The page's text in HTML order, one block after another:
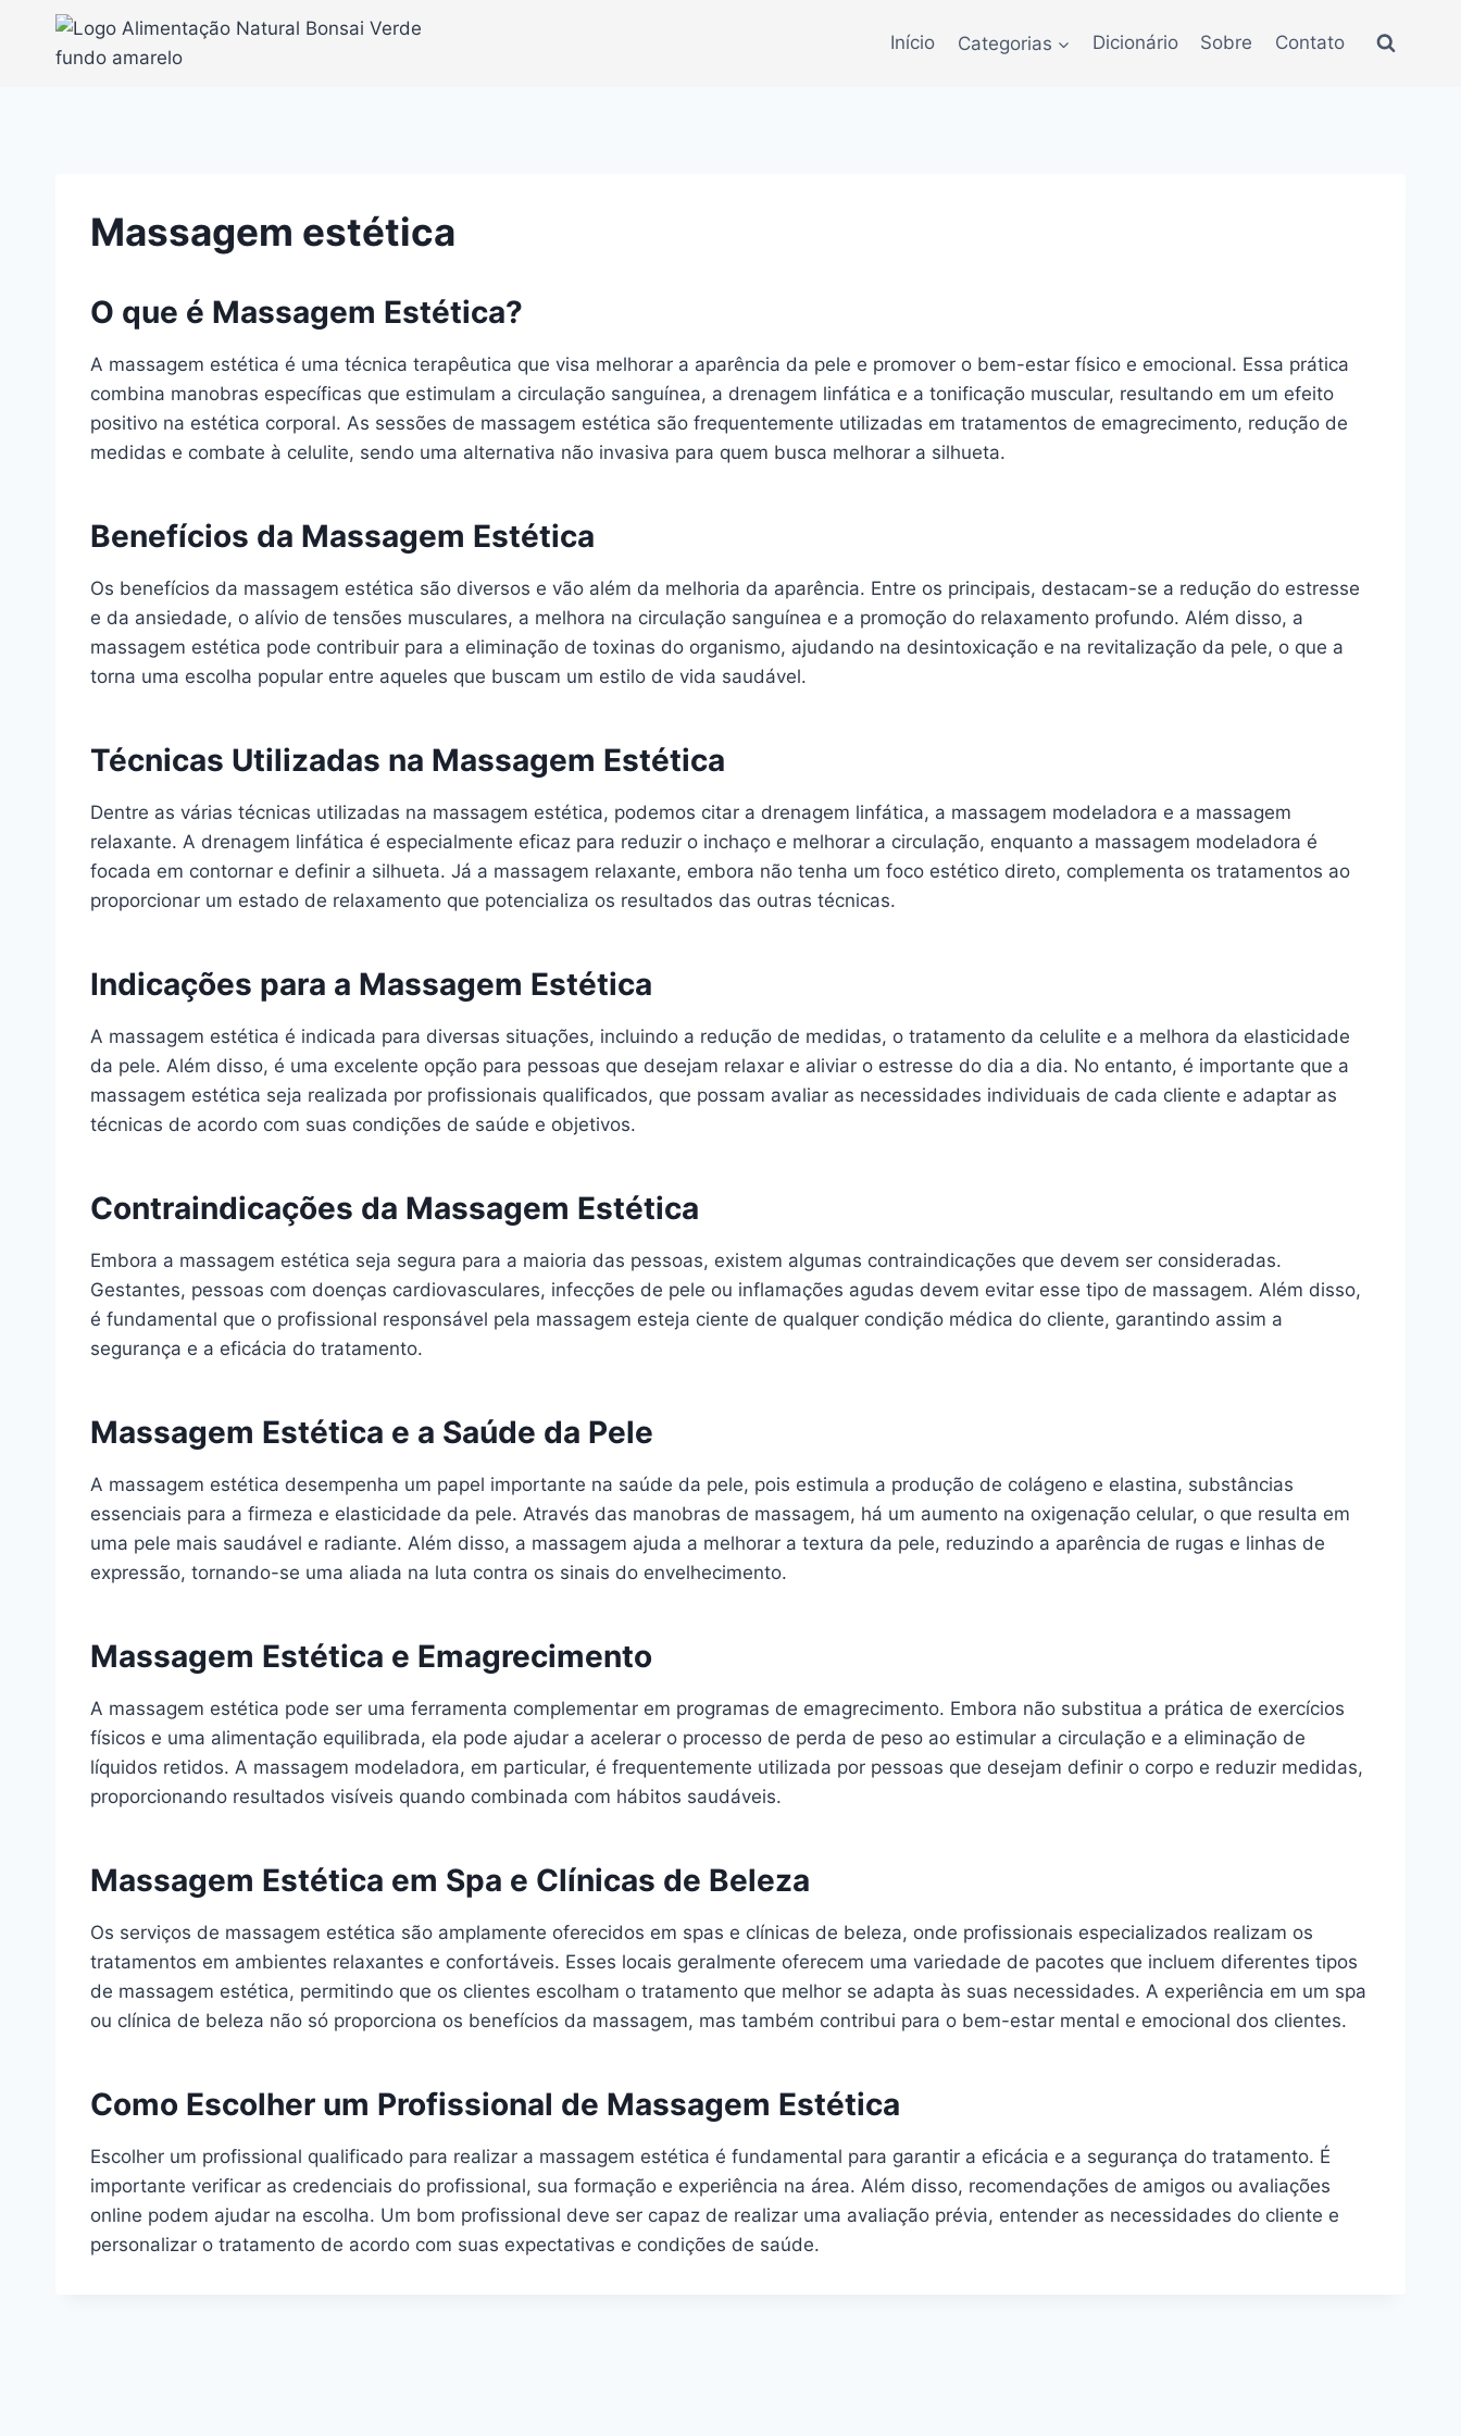
Início Categorias Dicionário Sobre Contato
Massagem estética
O que é Massagem Estética?
A massagem estética é uma técnica terapêutica que visa melhorar a aparência da pele e promover o bem-estar físico e emocional. Essa prática
combina manobras específicas que estimulam a circulação sanguínea, a drenagem linfática e a tonificação muscular, resultando em um efeito
positivo na estética corporal. As sessões de massagem estética são frequentemente utilizadas em tratamentos de emagrecimento, redução de
medidas e combate à celulite, sendo uma alternativa não invasiva para quem busca melhorar a silhueta.
Benefícios da Massagem Estética
Os benefícios da massagem estética são diversos e vão além da melhoria da aparência. Entre os principais, destacam-se a redução do estresse
e da ansiedade, o alívio de tensões musculares, a melhora na circulação sanguínea e a promoção do relaxamento profundo. Além disso, a
massagem estética pode contribuir para a eliminação de toxinas do organismo, ajudando na desintoxicação e na revitalização da pele, o que a
torna uma escolha popular entre aqueles que buscam um estilo de vida saudável.
Técnicas Utilizadas na Massagem Estética
Dentre as várias técnicas utilizadas na massagem estética, podemos citar a drenagem linfática, a massagem modeladora e a massagem
relaxante. A drenagem linfática é especialmente eficaz para reduzir o inchaço e melhorar a circulação, enquanto a massagem modeladora é
focada em contornar e definir a silhueta. Já a massagem relaxante, embora não tenha um foco estético direto, complementa os tratamentos ao
proporcionar um estado de relaxamento que potencializa os resultados das outras técnicas.
Indicações para a Massagem Estética
A massagem estética é indicada para diversas situações, incluindo a redução de medidas, o tratamento da celulite e a melhora da elasticidade
da pele. Além disso, é uma excelente opção para pessoas que desejam relaxar e aliviar o estresse do dia a dia. No entanto, é importante que a
massagem estética seja realizada por profissionais qualificados, que possam avaliar as necessidades individuais de cada cliente e adaptar as
técnicas de acordo com suas condições de saúde e objetivos.
Contraindicações da Massagem Estética
Embora a massagem estética seja segura para a maioria das pessoas, existem algumas contraindicações que devem ser consideradas.
Gestantes, pessoas com doenças cardiovasculares, infecções de pele ou inflamações agudas devem evitar esse tipo de massagem. Além disso,
é fundamental que o profissional responsável pela massagem esteja ciente de qualquer condição médica do cliente, garantindo assim a
segurança e a eficácia do tratamento.
Massagem Estética e a Saúde da Pele
A massagem estética desempenha um papel importante na saúde da pele, pois estimula a produção de colágeno e elastina, substâncias
essenciais para a firmeza e elasticidade da pele. Através das manobras de massagem, há um aumento na oxigenação celular, o que resulta em
uma pele mais saudável e radiante. Além disso, a massagem ajuda a melhorar a textura da pele, reduzindo a aparência de rugas e linhas de
expressão, tornando-se uma aliada na luta contra os sinais do envelhecimento.
Massagem Estética e Emagrecimento
A massagem estética pode ser uma ferramenta complementar em programas de emagrecimento. Embora não substitua a prática de exercícios
físicos e uma alimentação equilibrada, ela pode ajudar a acelerar o processo de perda de peso ao estimular a circulação e a eliminação de
líquidos retidos. A massagem modeladora, em particular, é frequentemente utilizada por pessoas que desejam definir o corpo e reduzir medidas,
proporcionando resultados visíveis quando combinada com hábitos saudáveis.
Massagem Estética em Spa e Clínicas de Beleza
Os serviços de massagem estética são amplamente oferecidos em spas e clínicas de beleza, onde profissionais especializados realizam os
tratamentos em ambientes relaxantes e confortáveis. Esses locais geralmente oferecem uma variedade de pacotes que incluem diferentes tipos
de massagem estética, permitindo que os clientes escolham o tratamento que melhor se adapta às suas necessidades. A experiência em um spa
ou clínica de beleza não só proporciona os benefícios da massagem, mas também contribui para o bem-estar mental e emocional dos clientes.
Como Escolher um Profissional de Massagem Estética
Escolher um profissional qualificado para realizar a massagem estética é fundamental para garantir a eficácia e a segurança do tratamento. É
importante verificar as credenciais do profissional, sua formação e experiência na área. Além disso, recomendações de amigos ou avaliações
online podem ajudar na escolha. Um bom profissional deve ser capaz de realizar uma avaliação prévia, entender as necessidades do cliente e
personalizar o tratamento de acordo com suas expectativas e condições de saúde.